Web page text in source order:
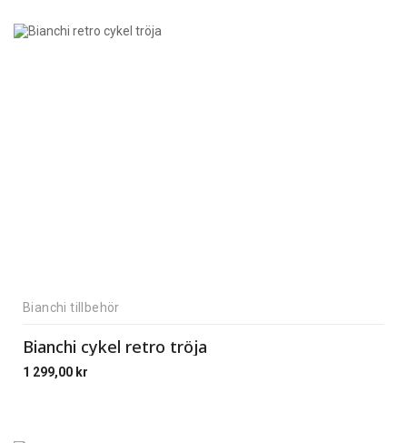
Bianchi tillbehör
Bianchi cykel retro tröja
1 299,00 kr